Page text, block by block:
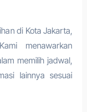
di Kota Jakarta,
menawarkan
memilih jadwal,
lainnya sesuai